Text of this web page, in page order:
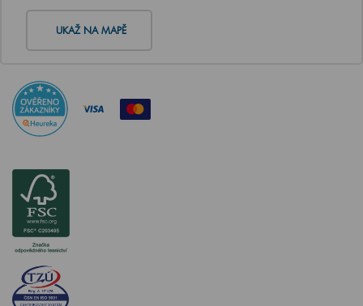
UKAŽ NA MAPĚ